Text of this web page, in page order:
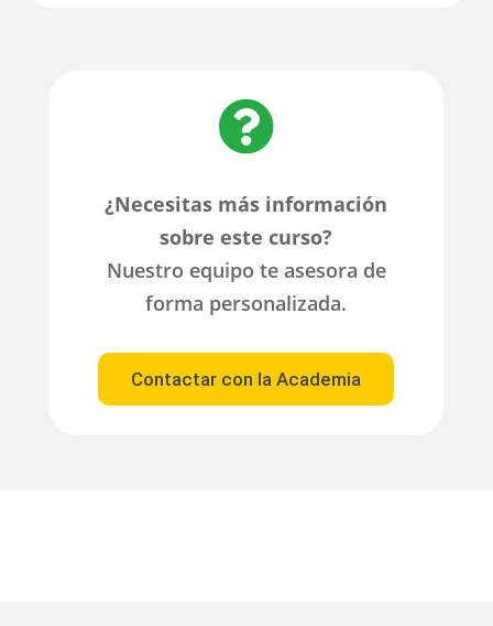

¿Necesitas más información
sobre este curso?
Nuestro equipo te asesora de
forma personalizada.
Contactar con la Academia